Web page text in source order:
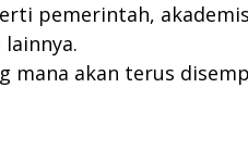
pemerintah,
mana akan terus